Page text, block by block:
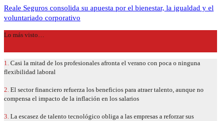
Reale Seguros consolida su apuesta por el bienestar, la igualdad y el
voluntariado corporativo
Lo más visto…
1. Casi la mitad de los profesionales afronta el verano con poca o ninguna
flexibilidad laboral
2. El sector financiero refuerza los beneficios para atraer talento, aunque no
compensa el impacto de la inflación en los salarios
3. La escasez de talento tecnológico obliga a las empresas a reforzar sus